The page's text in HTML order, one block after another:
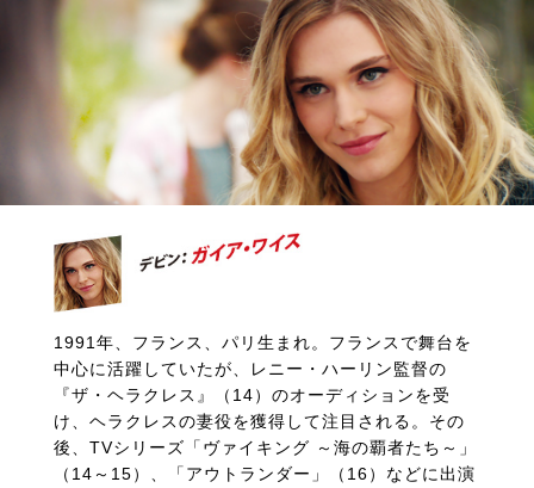
1991年、フランス、パリ生まれ。フランスで舞台を
中心に活躍していたが、レニー・ハーリン監督の
『ザ・ヘラクレス』（14）のオーディションを受
け、ヘラクレスの妻役を獲得して注目される。その
後、TVシリーズ「ヴァイキング ～海の覇者たち～」
（14～15）、「アウトランダー」（16）などに出演